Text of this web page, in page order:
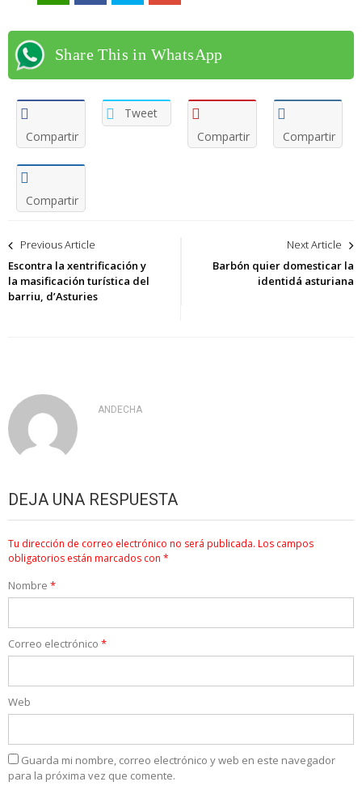
Share This in WhatsApp
Compartir
Tweet
Compartir
Compartir
Compartir
Navegación
de
entradas
Previous Article
Escontra la xentrificación y
la masificación turística del
barriu, d’Asturies
Next Article
Barbón quier domesticar la
identidá asturiana
ANDECHA
DEJA UNA RESPUESTA
Tu dirección de correo electrónico no será publicada. Los campos
obligatorios están marcados con *
Nombre *
Correo electrónico *
Web
Guarda mi nombre, correo electrónico y web en este navegador
para la próxima vez que comente.